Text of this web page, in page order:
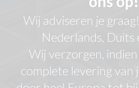
Wij adviseren je
Nederlands, Duits
Wij verzorgen,
complete levering van